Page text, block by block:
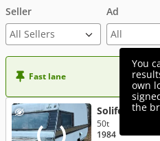
Seller
All Sellers
Ad
You
own
the
Fast lane
Solifer Artic
50t
1984